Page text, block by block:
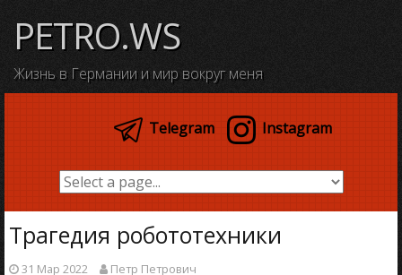
content
PETRO.WS
Жизнь в Германии и мир вокруг меня
Telegram Instagram
Трагедия робототехники
31 Мар 2022 Петр Петрович